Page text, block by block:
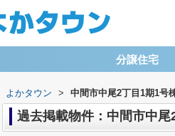
分譲住宅
よかタウン > 中間市中尾2丁目1期1号
過去掲載物件：中間市中尾